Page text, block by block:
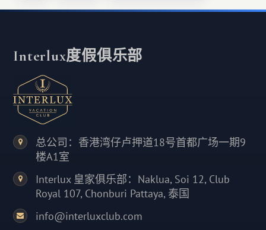
Interlux度假俱乐部
总公司：香港湾仔卢押道18号首都广场一期9
楼A1室
Interlux 皇家俱乐部：Naklua, Soi 12, Club
Royal 107, Chonburi Pattaya, 泰国
info@interluxclub.com